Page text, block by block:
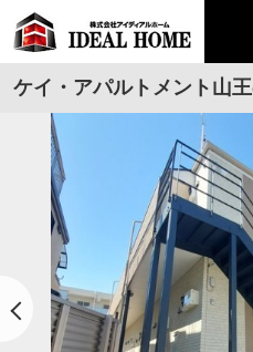
ケイ・アパルトメント山